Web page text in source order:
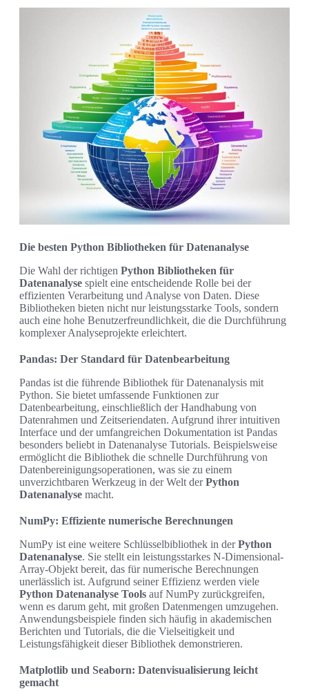
Die besten Python Bibliotheken für Datenanalyse
Die Wahl der richtigen Python Bibliotheken für
Datenanalyse spielt eine entscheidende Rolle bei der
effizienten Verarbeitung und Analyse von Daten. Diese
Bibliotheken bieten nicht nur leistungsstarke Tools, sondern
auch eine hohe Benutzerfreundlichkeit, die die Durchführung
komplexer Analyseprojekte erleichtert.
Pandas: Der Standard für Datenbearbeitung
Pandas ist die führende Bibliothek für Datenanalysis mit
Python. Sie bietet umfassende Funktionen zur
Datenbearbeitung, einschließlich der Handhabung von
Datenrahmen und Zeitseriendaten. Aufgrund ihrer intuitiven
Interface und der umfangreichen Dokumentation ist Pandas
besonders beliebt in Datenanalyse Tutorials. Beispielsweise
ermöglicht die Bibliothek die schnelle Durchführung von
Datenbereinigungsoperationen, was sie zu einem
unverzichtbaren Werkzeug in der Welt derPython
Datenanalyse macht.
NumPy: Effiziente numerische Berechnungen
NumPy ist eine weitere Schlüsselbibliothek in derPython
Datenanalyse. Sie stellt ein leistungsstarkes N-Dimensional-
Array-Objekt bereit, das für numerische Berechnungen
unerlässlich ist. Aufgrund seiner Effizienz werden viele
Python Datenanalyse Tools auf NumPy zurückgreifen,
wenn es darum geht, mit großen Datenmengen umzugehen.
Anwendungsbeispiele finden sich häufig in akademischen
Berichten und Tutorials, die die Vielseitigkeit und
Leistungsfähigkeit dieser Bibliothek demonstrieren.
Matplotlib und Seaborn: Datenvisualisierung leicht
gemacht